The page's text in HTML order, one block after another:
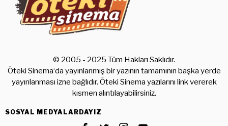
© 2005 - 2025 Tüm Hakları Saklıdır.
Öteki Sinema‘da yayınlanmış bir yazının tamamının başka yerde
yayınlanması izne bağlıdır. Öteki Sinema yazılarını link vererek
kısmen alıntılayabilirsiniz.
SOSYAL MEDYALARDAYIZ